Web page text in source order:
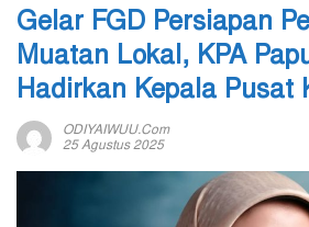
Gelar FGD Persiapan
Muatan Lokal, KPA
Hadirkan Kepala Pusat
ODIYAIWUU.com
25 Agustus 2025